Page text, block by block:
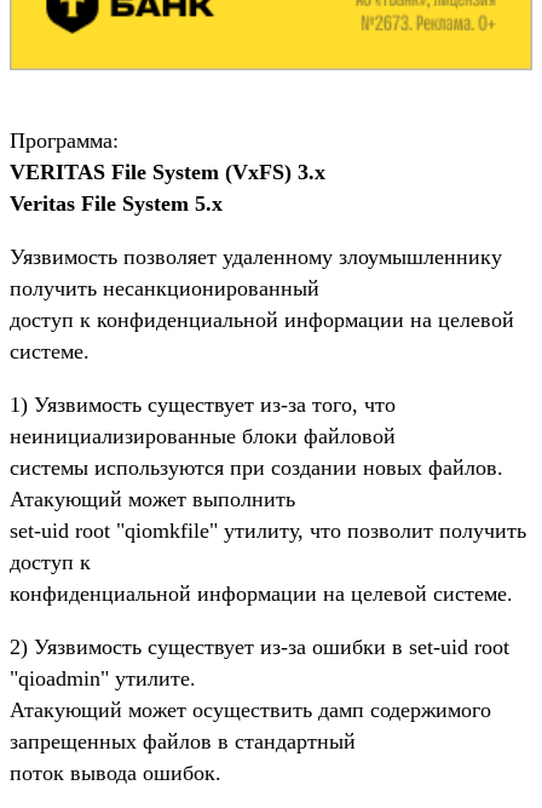
Программа:
VERITAS File System (VxFS) 3.x
Veritas File System 5.x
Уязвимость позволяет удаленному злоумышленнику
получить несанкционированный
доступ к конфиденциальной информации на целевой
системе.
1) Уязвимость существует из-за того, что
неинициализированные блоки файловой
системы используются при создании новых файлов.
Атакующий может выполнить
set-uid root "qiomkfile" утилиту, что позволит получить
доступ к
конфиденциальной информации на целевой системе.
2) Уязвимость существует из-за ошибки в set-uid root
"qioadmin" утилите.
Атакующий может осуществить дамп содержимого
запрещенных файлов в стандартный
поток вывода ошибок.